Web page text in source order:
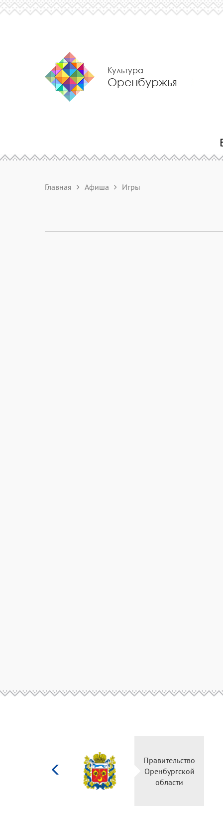
Культура
Оренбуржья
Главная Афиша Игры
Министерство
культуры
Российской